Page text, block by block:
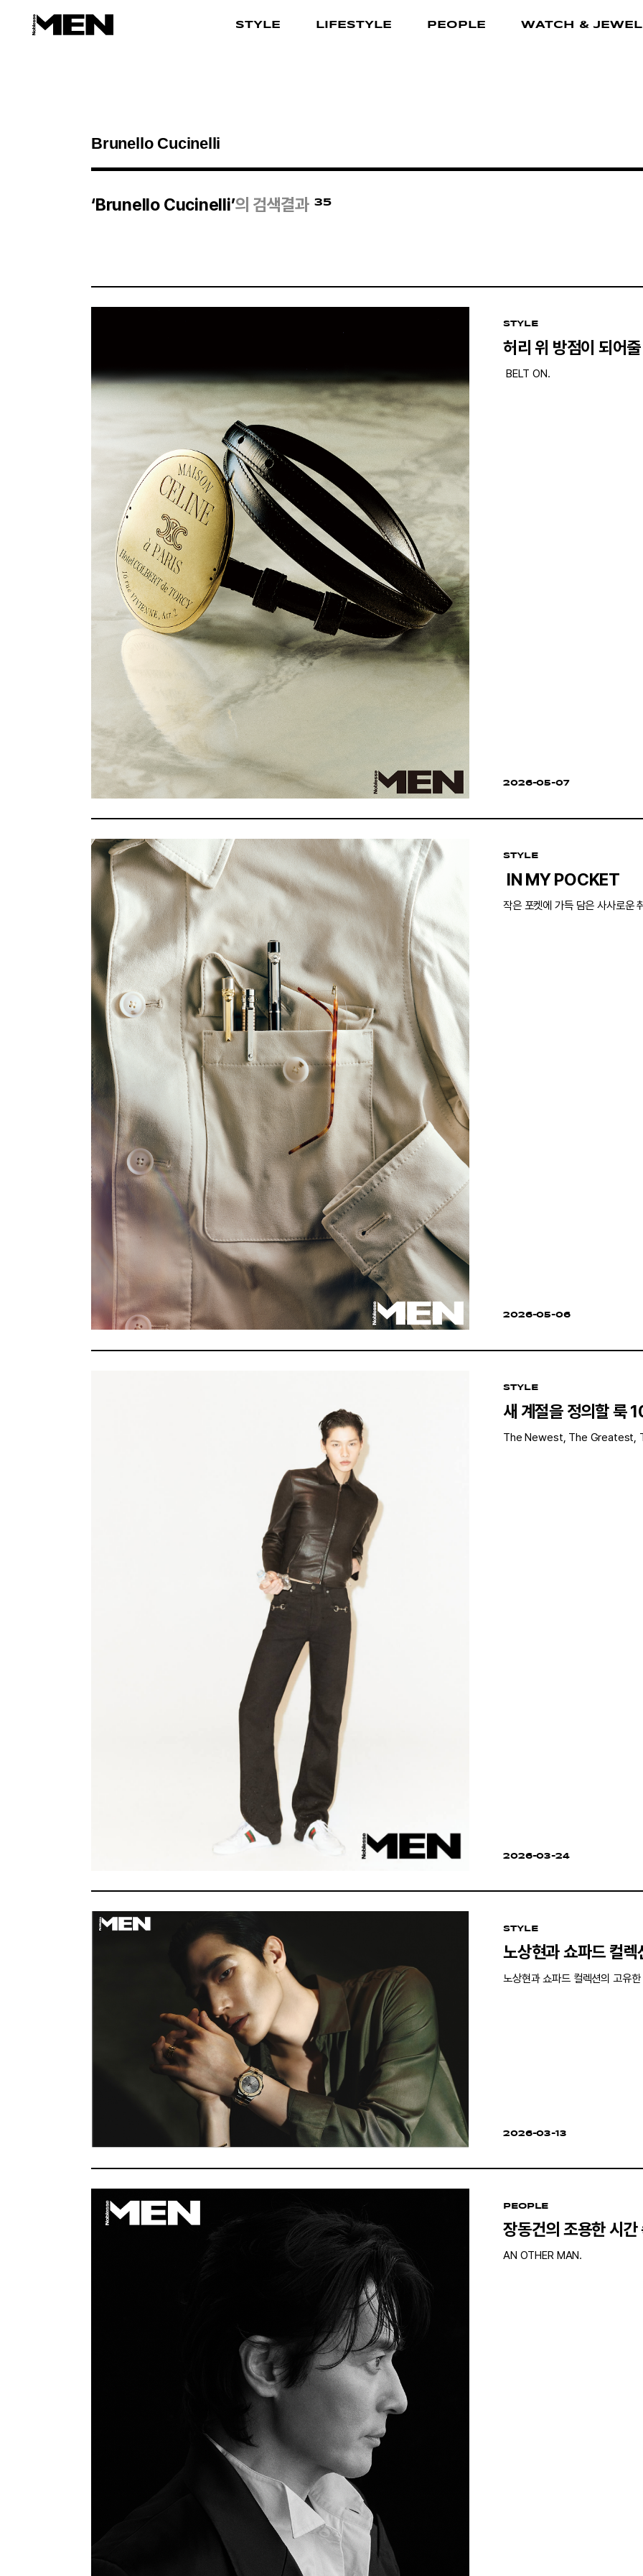
STYLE LIFESTYLE PEOPLE WATCH &
검색결과
‘Brunello Cucinelli’의 검색결과 35
STYLE
허리 위 방점이 되어
BELT ON.
2026-05-07
STYLE
IN MY POCKET
작은 포켓에 가득 담은 사사로운
2026-05-06
STYLE
새 계절을 정의할 룩
The Newest, The Greatest,
2026-03-24
STYLE
노상현과 쇼파드 컬
노상현과 쇼파드 컬렉션의 고유
2026-03-13
PEOPLE
장동건의 조용한 시간
AN OTHER MAN.